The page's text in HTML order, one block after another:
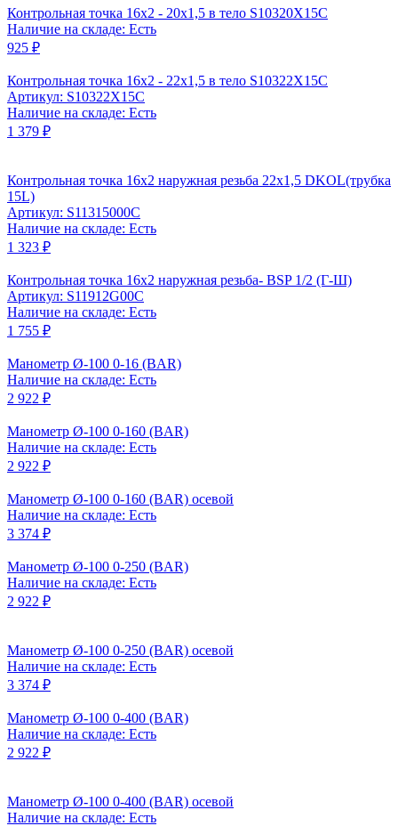
Контрольная точка 16x2 - 20x1,5 в тело S10320X15C
Наличие на складе: Есть
925 ₽
Контрольная точка 16x2 - 22x1,5 в тело S10322X15C
Артикул: S10322X15C
Наличие на складе: Есть
1 379 ₽
Контрольная точка 16x2 наружная резьба 22x1,5 DKOL(трубка
15L)
Артикул: S11315000C
Наличие на складе: Есть
1 323 ₽
Контрольная точка 16x2 наружная резьба- BSP 1/2 (Г-Ш)
Артикул: S11912G00C
Наличие на складе: Есть
1 755 ₽
Манометр Ø-100 0-16 (BAR)
Наличие на складе: Есть
2 922 ₽
Манометр Ø-100 0-160 (BAR)
Наличие на складе: Есть
2 922 ₽
Манометр Ø-100 0-160 (BAR) осевой
Наличие на складе: Есть
3 374 ₽
Манометр Ø-100 0-250 (BAR)
Наличие на складе: Есть
2 922 ₽
Манометр Ø-100 0-250 (BAR) осевой
Наличие на складе: Есть
3 374 ₽
Манометр Ø-100 0-400 (BAR)
Наличие на складе: Есть
2 922 ₽
Манометр Ø-100 0-400 (BAR) осевой
Наличие на складе: Есть